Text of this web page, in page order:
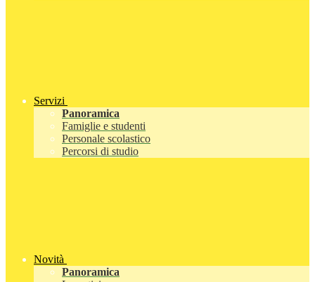
Servizi
Panoramica
Famiglie e studenti
Personale scolastico
Percorsi di studio
Novità
Panoramica